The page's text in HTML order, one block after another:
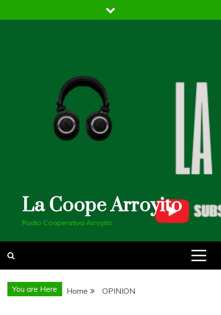
to
La Coope Arroyito
Radio Cooperativa Arroyito
You are Here Home OPINION